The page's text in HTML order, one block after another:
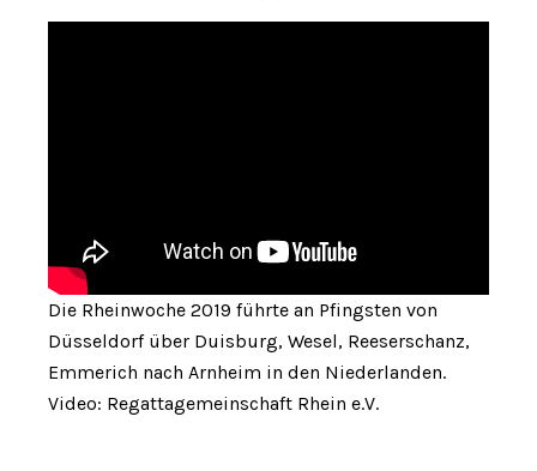
Die Rheinwoche 2019 führte an Pfingsten von
Düsseldorf über Duisburg, Wesel, Reeserschanz,
Emmerich nach Arnheim in den Niederlanden.
Video: Regattagemeinschaft Rhein e.V.